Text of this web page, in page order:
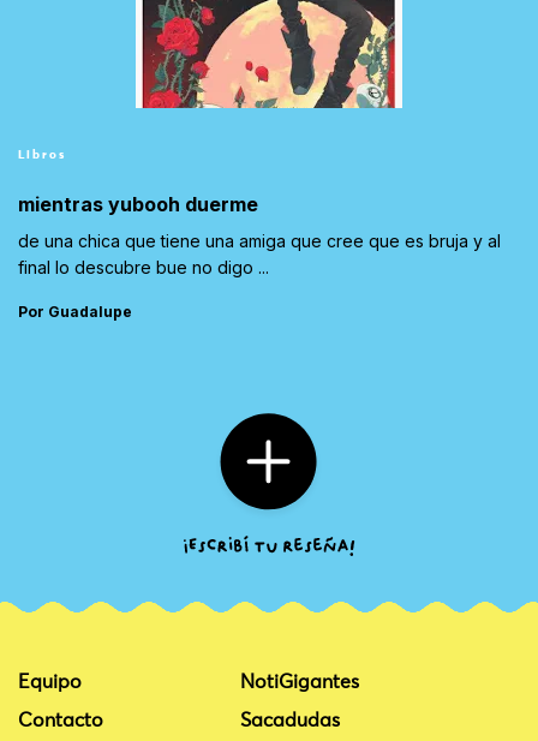
Libros
mientras yubooh duerme
de una chica que tiene una amiga que cree que es bruja y al
final lo descubre bue no digo ...
Por Guadalupe
Equipo
Contacto
NotiGigantes
Sacadudas